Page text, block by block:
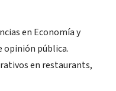
en Economía y
opinión pública.
en restaurants,